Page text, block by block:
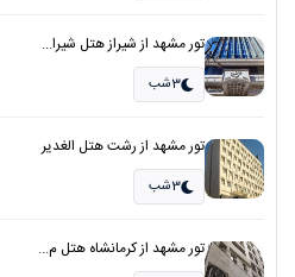
تور مشهد از شیراز هتل شیرا...
3شب
تور مشهد از رشت هتل الغدیر
3شب
تور مشهد از کرمانشاه هتل م...